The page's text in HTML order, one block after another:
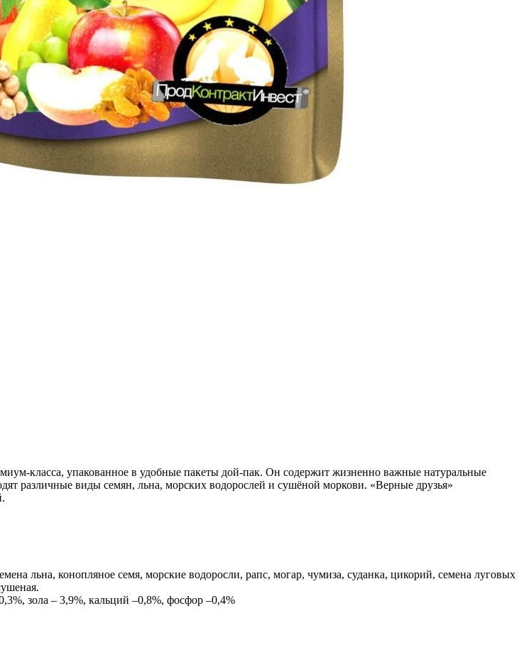
класса, упакованное в удобные пакеты дой-пак. Он содержит жизненно важные натуральные
различные виды семян, льна, морских водорослей и сушёной моркови. «Верные друзья»
льна, конопляное семя, морские водоросли, рапс, могар, чумиза, суданка, цикорий, семена луговых
зола – 3,9%, кальций –0,8%, фосфор –0,4%